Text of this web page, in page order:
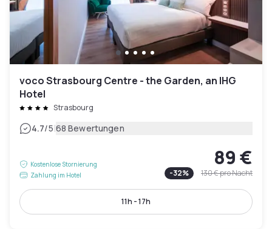
voco Strasbourg Centre - the Garden, an IHG
Hotel
Strasbourg
4.7/5|68 Bewertungen
Kostenlose Stornierung
Zahlung im Hotel
89 €
-32% 130 €pro Nacht
11h - 17h